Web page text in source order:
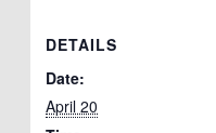
DETAILS
Date:
April 20